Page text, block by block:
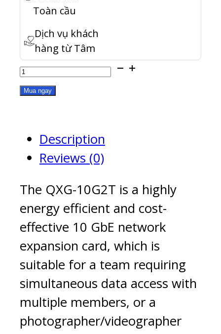
Toàn cầu
Dịch vụ khách
hàng từ Tâm
QXG-
10G2T
Mua ngay
Description
Reviews (0)
The QXG-10G2T is a highly
energy efficient and cost-
effective 10 GbE network
expansion card, which is
suitable for a team requiring
simultaneous data access with
multiple members, or a
photographer/videographer